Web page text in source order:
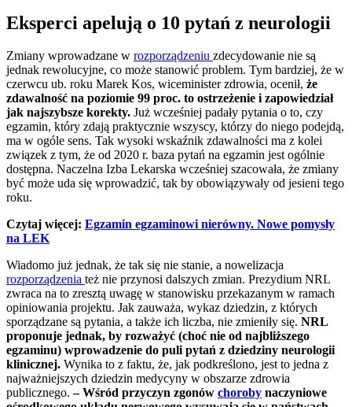
Eksperci apelują o 10 pytań z neurologii
Zmiany wprowadzane w rozporządzeniu zdecydowanie nie są
jednak rewolucyjne, co może stanowić problem. Tym bardziej, że w
czerwcu ub. roku Marek Kos, wiceminister zdrowia, ocenił, że
zdawalność na poziomie 99 proc. to ostrzeżenie i zapowiedział
jak najszybsze korekty. Już wcześniej padały pytania o to, czy
egzamin, który zdają praktycznie wszyscy, którzy do niego podejdą,
ma w ogóle sens. Tak wysoki wskaźnik zdawalności ma z kolei
związek z tym, że od 2020 r. baza pytań na egzamin jest ogólnie
dostępna. Naczelna Izba Lekarska wcześniej szacowała, że zmiany
być może uda się wprowadzić, tak by obowiązywały od jesieni tego
roku.
Czytaj więcej: Egzamin egzaminowi nierówny. Nowe pomysły
na LEK
Wiadomo już jednak, że tak się nie stanie, a nowelizacja
rozporządzenia też nie przynosi dalszych zmian. Prezydium NRL
zwraca na to zresztą uwagę w stanowisku przekazanym w ramach
opiniowania projektu. Jak zauważa, wykaz dziedzin, z których
sporządzane są pytania, a także ich liczba, nie zmieniły się. NRL
proponuje jednak, by rozważyć (choć nie od najbliższego
egzaminu) wprowadzenie do puli pytań z dziedziny neurologii
klinicznej. Wynika to z faktu, że, jak podkreślono, jest to jedna z
najważniejszych dziedzin medycyny w obszarze zdrowia
publicznego.– Wśród przyczyn zgonów choroby naczyniowe